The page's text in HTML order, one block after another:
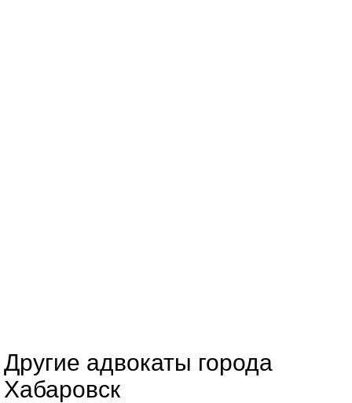
Другие адвокаты города
Хабаровск